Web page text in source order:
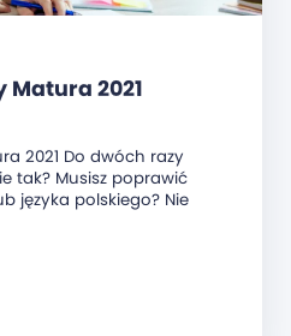
2021
2021 Do dwóch razy
tak? Musisz poprawić
języka polskiego? Nie